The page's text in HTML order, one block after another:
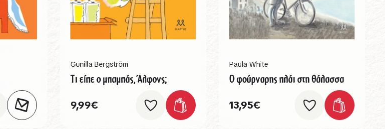
Gunilla Bergström
Τι είπε ο μπαμπάς, Άλφονς;
9,99€
Paula White
Ο φούρναρης πλάι στη θάλασσα
13,95€